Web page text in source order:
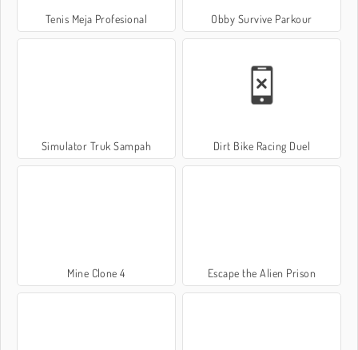
Tenis Meja Profesional Obby Survive Parkour
Simulator Truk Sampah Dirt Bike Racing Duel
Mine Clone 4 Escape the Alien Prison